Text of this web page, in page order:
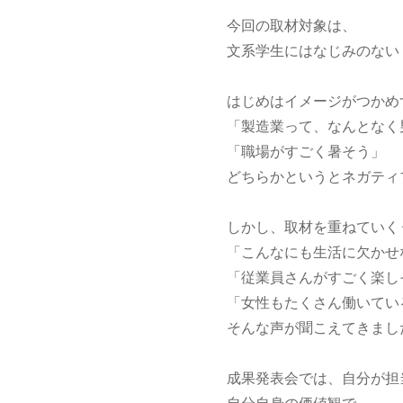
今回の取材対象は、
文系学生にはなじみのな
はじめはイメージがつか
「製造業って、なんとな
「職場がすごく暑そう」
どちらかというとネガテ
しかし、取材を重ねてい
「こんなにも生活に欠か
「従業員さんがすごく楽
「女性もたくさん働いて
そんな声が聞こえてきま
成果発表会では、自分が